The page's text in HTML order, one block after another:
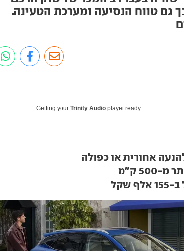
גם טווח הנסיעה ומערכת הטעינה.
Getting yourTrinity Audio player ready...
500 ק"מ
שקל